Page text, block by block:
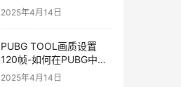
PUBG MOBILE充值
2025年4月14日
PUBG TOOL画质设置
120帧-如何在PUBG中使
用PUBG TOOL实现120
2025年4月14日